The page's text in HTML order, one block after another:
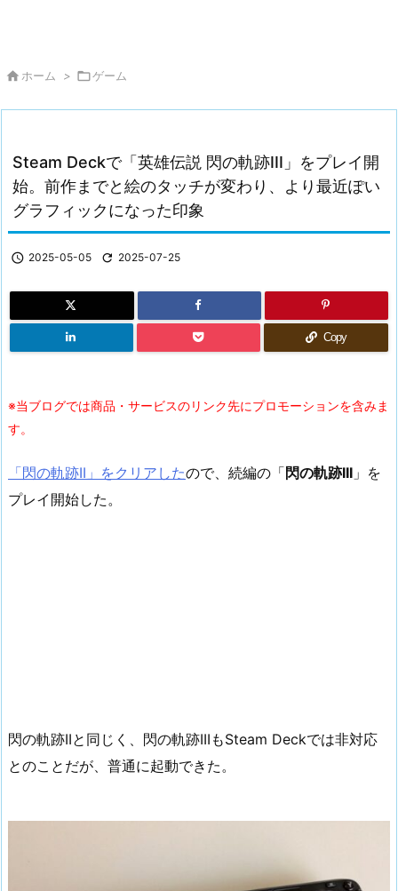
 ホーム > ゲーム
Steam Deckで「英雄伝説 閃の軌跡III」をプレイ開
始。前作までと絵のタッチが変わり、より最近ぽい
グラフィックになった印象
 2025-05-05  2025-07-25
Copy
※当ブログでは商品・サービスのリンク先にプロモーションを含みま
す。
「閃の軌跡II」をクリアしたので、続編の「閃の軌跡III 」を
プレイ開始した。
閃の軌跡IIと同じく、閃の軌跡IIIもSteam Deckでは非対応
とのことだが、普通に起動できた。